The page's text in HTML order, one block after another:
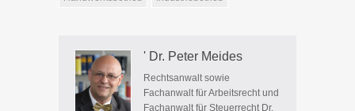
' Dr. Peter Meides
Rechtsanwalt sowie
Fachanwalt für Arbeitsrecht und
Fachanwalt für Steuerrecht Dr.